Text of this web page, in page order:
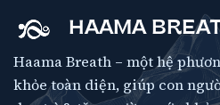
HAAMA
Haama Breath – một hệ
khỏe toàn diện, giúp con